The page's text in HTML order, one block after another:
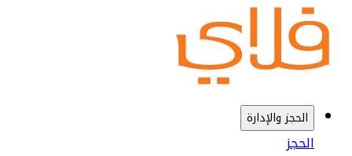
الحجز والإدارة
الحجز